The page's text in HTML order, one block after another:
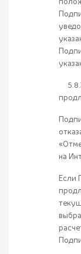
на
Если